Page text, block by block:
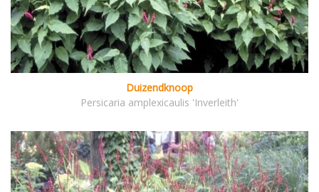
Duizendknoop
Persicaria amplexicaulis 'Inverleith'